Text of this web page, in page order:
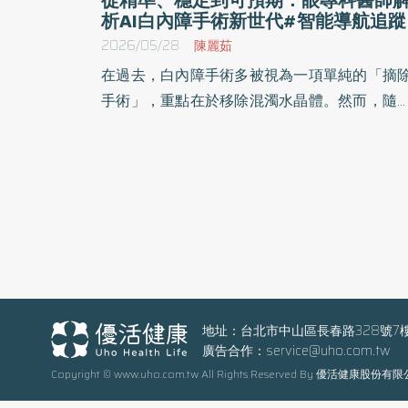
析AI白內障手術新世代#智能導航追蹤
2026/05/28 陳麗茹
在過去，白內障手術多被視為一項單純的「摘
手術」，重點在於移除混濁水晶體。然而，隨著
飛秒雷射輔助，開口大小與位置可精確控制，
術截口約2mm，能協助人工水晶體置中達到更
定。他強調，這對高階人工水晶體特別重要，若
位置偏差，長期視力品質將受影響，相關條件
地址：台北市中山區長春路328號7
廣告合作： service@uho.com.tw
Copyright © www.uho.com.tw All Rights Reserved By 優活健康股份有限